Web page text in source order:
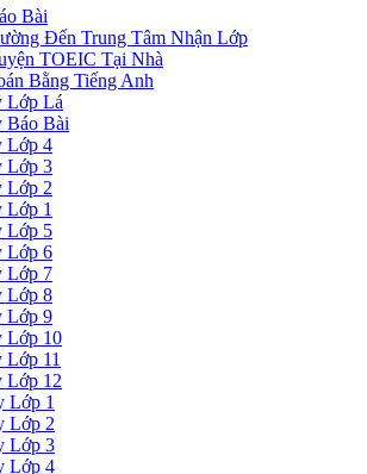
Bài
Đến Trung Tâm Nhận Lớp
TOEIC Tại Nhà
Bằng Tiếng Anh
Lớp Lá
Báo Bài
Lớp 4
Lớp 3
Lớp 2
Lớp 1
Lớp 5
Lớp 6
Lớp 7
Lớp 8
Lớp 9
Lớp 10
Lớp 11
Lớp 12
Lớp 1
Lớp 2
Lớp 3
Lớp 4